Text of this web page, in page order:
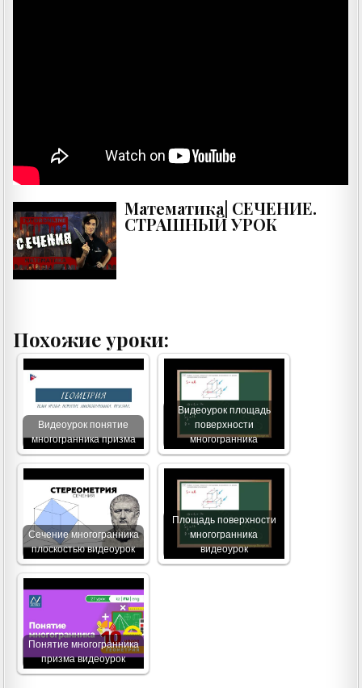
Математика| СЕЧЕНИЕ.
СТРАШНЫЙ УРОК
Похожие уроки:
Видеоурок понятие
многогранника призма
Видеоурок площадь
поверхности
многогранника
Сечение многогранника
плоскостью видеоурок
Площадь поверхности
многогранника
видеоурок
Понятие многогранника
призма видеоурок